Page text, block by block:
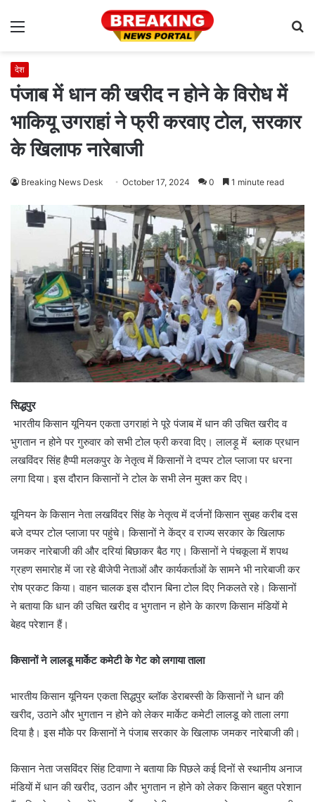
Menu
देश
पंजाब में धान की खरीद न होने के विरोध में
भाकियू उगराहां ने फ्री करवाए टोल, सरकार
के खिलाफ नारेबाजी
Breaking News Desk October 17, 2024 0 1 minute read
सिद्धपुर
भारतीय किसान यूनियन एकता उगराहां ने पूरे पंजाब में धान की उचित खरीद व
भुगतान न होने पर गुरुवार को सभी टोल फ्री करवा दिए। लालड़ू में ब्लाक प्रधान
लखविंदर सिंह हैप्पी मलकपुर के नेतृत्व में किसानों ने दप्पर टोल प्लाजा पर धरना
लगा दिया। इस दौरान किसानों ने टोल के सभी लेन मुक्त कर दिए।
यूनियन के किसान नेता लखविंदर सिंह के नेतृत्व में दर्जनों किसान सुबह करीब दस
बजे दप्पर टोल प्लाजा पर पहुंचे। किसानों ने केंद्र व राज्य सरकार के खिलाफ
जमकर नारेबाजी की और दरियां बिछाकर बैठ गए। किसानों ने पंचकूला में शपथ
ग्रहण समारोह में जा रहे बीजेपी नेताओं और कार्यकर्ताओं के सामने भी नारेबाजी कर
रोष प्रकट किया। वाहन चालक इस दौरान बिना टोल दिए निकलते रहे। किसानों
ने बताया कि धान की उचित खरीद व भुगतान न होने के कारण किसान मंडियों मे
बेहद परेशान हैं।
किसानों ने लालडू मार्केट कमेटी के गेट को लगाया ताला
भारतीय किसान यूनियन एकता सिद्धपुर ब्लॉक डेराबस्सी के किसानों ने धान की
खरीद, उठाने और भुगतान न होने को लेकर मार्केट कमेटी लालडू को ताला लगा
दिया है। इस मौके पर किसानों ने पंजाब सरकार के खिलाफ जमकर नारेबाजी की।
किसान नेता जसविंदर सिंह टिवाणा ने बताया कि पिछले कई दिनों से स्थानीय अनाज
मंडियों में धान की खरीद, उठान और भुगतान न होने को लेकर किसान बहुत परेशान